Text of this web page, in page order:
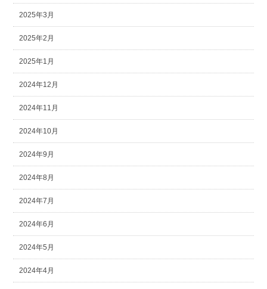
2025年3月
2025年2月
2025年1月
2024年12月
2024年11月
2024年10月
2024年9月
2024年8月
2024年7月
2024年6月
2024年5月
2024年4月